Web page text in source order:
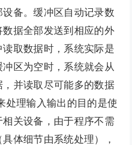
备。缓冲区自动记录数
据全部发送到相应的外
取数据时，系统实际是
区为空时，系统就会从
并读取尽可能多的数据
处理输入输出的目的是使
关设备，由于程序不需
体细节由系统处理），